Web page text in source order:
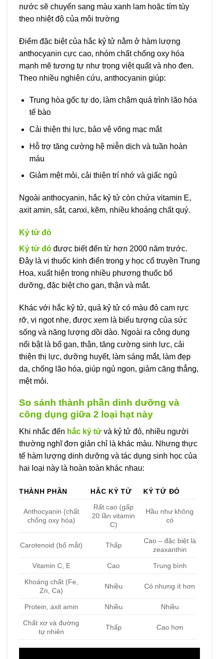
nước sẽ chuyển sang màu xanh lam hoặc tím tùy
theo nhiệt độ của môi trường
Điểm đặc biệt của hắc kỷ tử nằm ở hàm lượng
anthocyanin cực cao, nhóm chất chống oxy hóa
mạnh mẽ tương tự như trong việt quất và nho đen.
Theo nhiều nghiên cứu, anthocyanin giúp:
Trung hòa gốc tự do, làm chậm quá trình lão hóa
tế bào
Cải thiện thị lực, bảo vệ võng mạc mắt
Hỗ trợ tăng cường hệ miễn dịch và tuần hoàn
máu
Giảm mệt mỏi, cải thiện trí nhớ và giấc ngủ
Ngoài anthocyanin, hắc kỷ tử còn chứa vitamin E,
axit amin, sắt, canxi, kẽm, nhiều khoáng chất quý.
Kỷ tử đỏ
Kỷ tử đỏ được biết đến từ hơn 2000 năm trước.
Đây là vị thuốc kinh điển trong y học cổ truyền Trung
Hoa, xuất hiện trong nhiều phương thuốc bổ
dưỡng, đặc biệt cho gan, thận và mắt.
Khác với hắc kỷ tử, quả kỷ tử có màu đỏ cam rực
rỡ, vị ngọt nhẹ, được xem là biểu tượng của sức
sống và năng lượng dồi dào. Ngoài ra công dụng
nổi bật là bổ gan, thận, tăng cường sinh lực, cải
thiện thị lực, dưỡng huyết, làm sáng mắt, làm đẹp
da, chống lão hóa, giúp ngủ ngon, giảm căng thẳng,
mệt mỏi.
So sánh thành phần dinh dưỡng và
công dụng giữa 2 loại hạt này
Khi nhắc đến hắc kỷ tử và kỷ tử đỏ, nhiều người
thường nghĩ đơn giản chỉ là khác màu. Nhưng thực
tế hàm lượng dinh dưỡng và tác dụng sinh học của
hai loại này là hoàn toàn khác nhau:
THÀNH PHẦN HẮC KỶ TỬ KỶ TỬ ĐỎ
Anthocyanin (chất
chống oxy hóa)
Rất cao (gấp
20 lần vitamin
C)
Hầu như không
có
Carotenoid (bổ mắt) Thấp
Cao – đặc biệt là
zeaxanthin
Vitamin C, E Cao Trung bình
Khoáng chất (Fe,
Zn, Ca)
Nhiều Có nhưng ít hơn
Protein, axit amin Nhiều Nhiều
Chất xơ và đường
tự nhiên
Thấp Cao hơn